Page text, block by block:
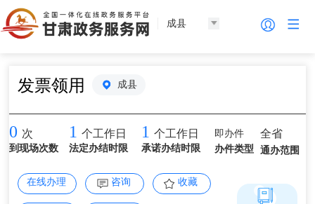
成县
发票领用 成县
0 次
到现场次数
1 个工作日
法定办结时限
1 个工作日
承诺办结时限
即办件
办件类型
全省
通办范围
在线办理 咨询 收藏